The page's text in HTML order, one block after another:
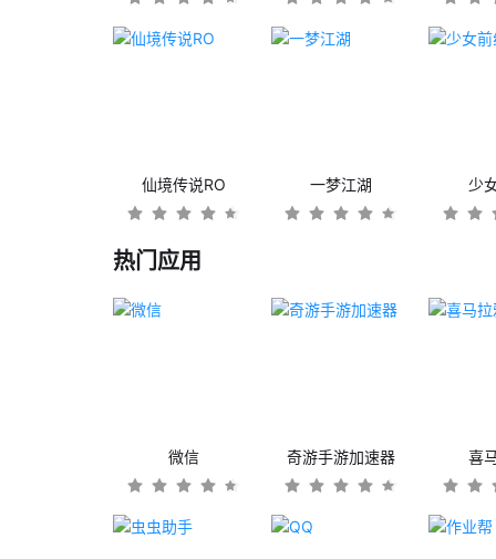
仙境传说RO 一梦江湖 少
热门应用
微信 奇游手游加速器 喜